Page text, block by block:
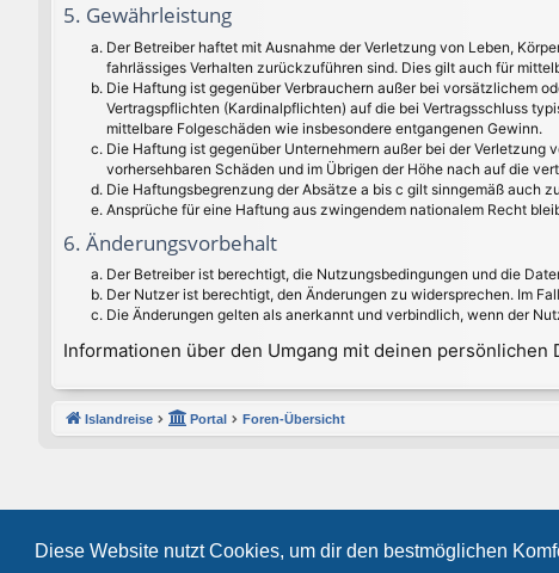
Diese Website nutzt Cookies, um dir den bestmöglichen
5. Gewährleistung
Der Betreiber haftet mit Ausnahme der Verletzung von Leben,
fahrlässiges Verhalten zurückzuführen sind. Dies gilt auch für
Die Haftung ist gegenüber Verbrauchern außer bei vorsätzlichem
Vertragspflichten (Kardinalpflichten) auf die bei Vertragsschluss
mittelbare Folgeschäden wie insbesondere entgangenen Gewinn.
Die Haftung ist gegenüber Unternehmern außer bei der
vorhersehbaren Schäden und im Übrigen der Höhe nach auf die
Die Haftungsbegrenzung der Absätze a bis c gilt sinngemäß auch
Ansprüche für eine Haftung aus zwingendem nationalem Recht
6. Änderungsvorbehalt
Der Betreiber ist berechtigt, die Nutzungsbedingungen und die
Der Nutzer ist berechtigt, den Änderungen zu widersprechen. Im
Die Änderungen gelten als anerkannt und verbindlich, wenn der
Informationen über den Umgang mit deinen
Islandreise Portal Foren-Übersicht